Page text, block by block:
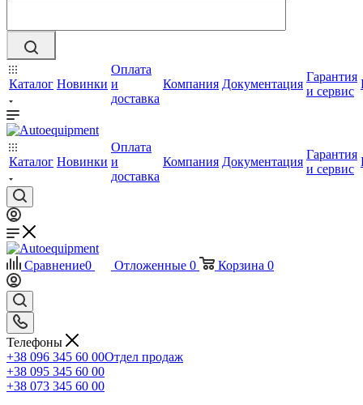
Каталог Новинки
Оплата
и
доставка
Компания Документация
Гарантия
и сервис
Каталог Новинки
Оплата
и
доставка
Компания Документация
Гарантия
и сервис
Сравнение0 Отложенные 0 Корзина 0
Телефоны
+38 096 345 60 00Отдел продаж
+38 095 345 60 00
+38 073 345 60 00